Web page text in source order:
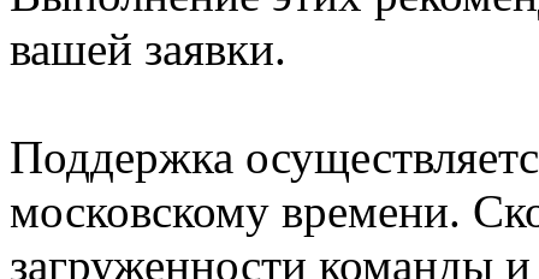
вашей заявки.
Поддержка
московскому времени.
загруженности команды